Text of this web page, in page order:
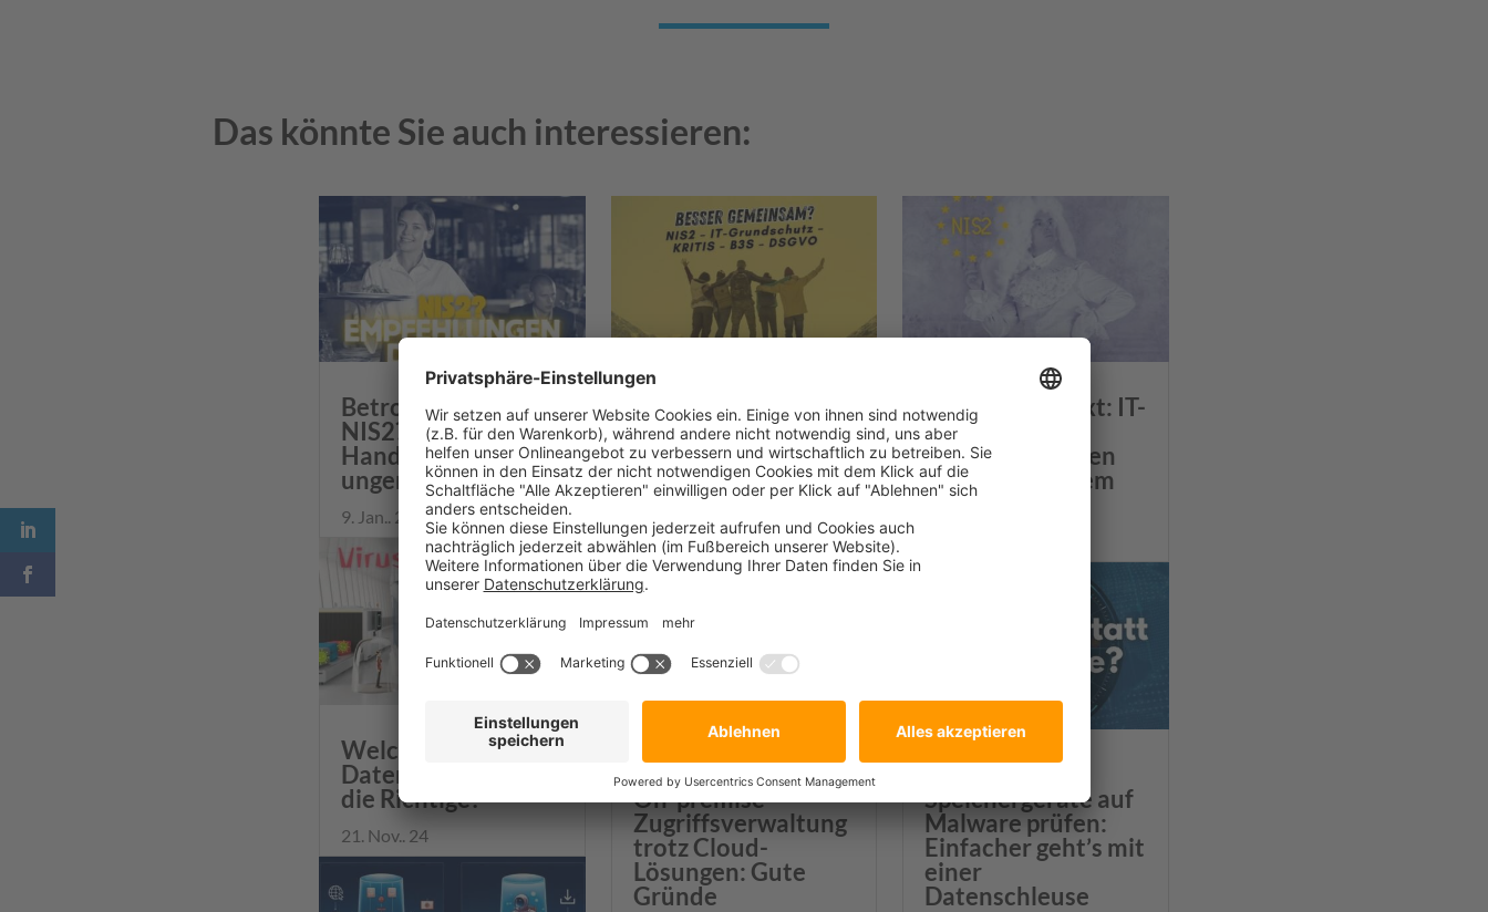
Das könnte Sie auch interessieren:
Betroffen von
NIS2? Sechs
Handlungsempfehl
ungen
9. Jan.. 25
Welche
Datenschleuse ist
die Richtige?
21. Nov.. 24
NIS2, IT-
Grundschutz,
KRITIS-Vorgaben,
B3S und DSGVO:
Die
Gemeinsamkeiten
12. Dez.. 24
On-premise
Zugriffsverwaltung
trotz Cloud-
Lösungen: Gute
Gründe
NIS2 im Kontext: IT-
Grundschutz,
KRITIS-Vorgaben
und Co. in neuem
Gewand?
Speichergeräte auf
Malware prüfen:
Einfacher geht’s mit
einer
Datenschleuse